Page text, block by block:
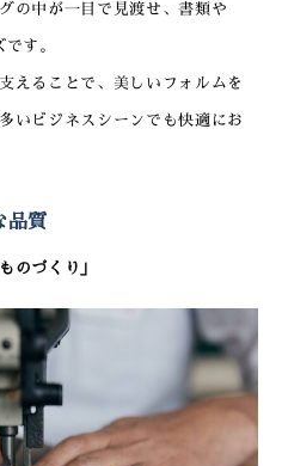
の中が一目で見渡せ、書類や
す。
えることで、美しいフォルムを
いビジネスシーンでも快適にお
品質
のづくり」